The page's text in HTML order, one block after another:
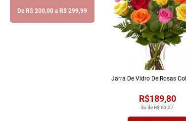
De R$ 200,00 a R$ 299,99
3x de R$ 63,27
R$189,80
Jarra De Vidro De Rosas